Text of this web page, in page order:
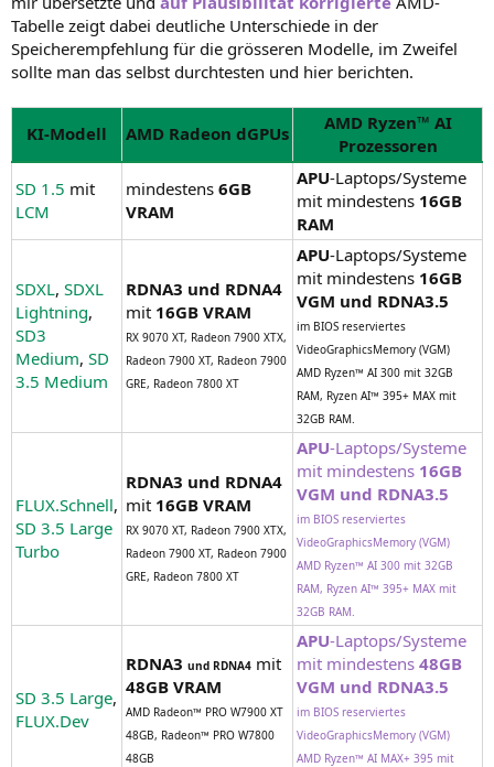
Tabelle zeigt dabei deutliche Unterschiede in der
Speicherempfehlung für die grösseren Modelle, im Zweifel
sollte man das selbst durchtesten und hier berichten.
KI-Modell AMD Radeon dGPUs
AMD Ryzen™ AI
Prozessoren
SD 1.5 mit
LCM
mindestens 6GB
VRAM
APU-Laptops/Systeme
mit mindestens 16GB
RAM
SDXL, SDXL
Lightning,
SD3
Medium, SD
3.5 Medium
RDNA3 und RDNA4
mit 16GB VRAM
RX 9070 XT, Radeon 7900 XTX,
Radeon 7900 XT, Radeon 7900
GRE, Radeon 7800 XT
APU-Laptops/Systeme
mit mindestens 16GB
VGM und RDNA3.5
im BIOS reserviertes
VideoGraphicsMemory (VGM)
AMD Ryzen™ AI 300 mit 32GB
RAM, Ryzen AI™ 395+ MAX mit
32GB RAM.
FLUX.Schnell,
SD 3.5 Large
Turbo
RDNA3 und RDNA4
mit 16GB VRAM
RX 9070 XT, Radeon 7900 XTX,
Radeon 7900 XT, Radeon 7900
GRE, Radeon 7800 XT
APU-Laptops/Systeme
mit mindestens 16GB
VGM und RDNA3.5
im BIOS reserviertes
VideoGraphicsMemory (VGM)
AMD Ryzen™ AI 300 mit 32GB
RAM, Ryzen AI™ 395+ MAX mit
32GB RAM.
SD 3.5 Large,
FLUX.Dev
RDNA3 und RDNA4 mit
48GB VRAM
AMD Radeon™ PRO W7900 XT
48GB, Radeon™ PRO W7800
48GB
APU-Laptops/Systeme
mit mindestens 48GB
VGM und RDNA3.5
im BIOS reserviertes
VideoGraphicsMemory (VGM)
AMD Ryzen™ AI MAX+ 395 mit